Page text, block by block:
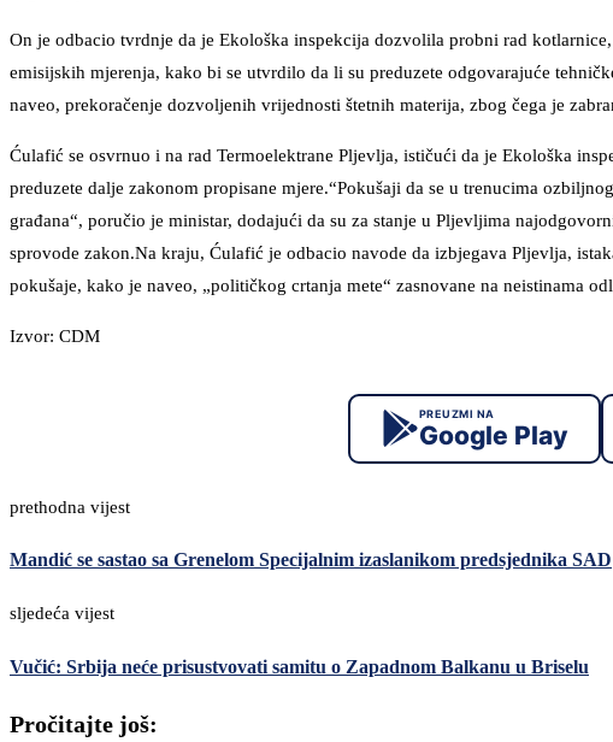
On je odbacio tvrdnje da je Ekološka inspekcija dozvolila probni rad
emisijskih mjerenja, kako bi se utvrdilo da li su preduzete odgovarajuće
naveo, prekoračenje dozvoljenih vrijednosti štetnih materija, zbog čega je
Ćulafić se osvrnuo i na rad Termoelektrane Pljevlja, ističući da je Ekološka
preduzete dalje zakonom propisane mjere.“Pokušaji da se u trenucima
građana“, poručio je ministar, dodajući da su za stanje u Pljevljima
sprovode zakon.Na kraju, Ćulafić je odbacio navode da izbjegava Pljevlja,
pokušaje, kako je naveo, „političkog crtanja mete“ zasnovane na neistinama
Izvor: CDM
PREUZMI NA
Google Play
prethodna vijest
Mandić se sastao sa Grenelom Specijalnim izaslanikom predsjednika SAD
sljedeća vijest
Vučić: Srbija neće prisustvovati samitu o Zapadnom Balkanu u Briselu
Pročitajte još: